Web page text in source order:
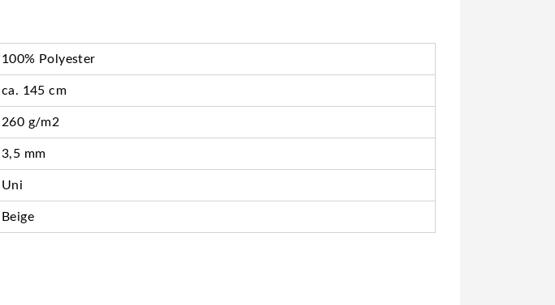
100% Polyester
ca. 145 cm
260 g/m2
3,5 mm
Uni
Beige